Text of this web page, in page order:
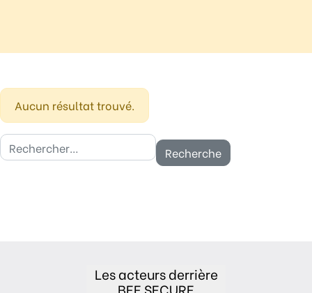
Aucun résultat trouvé.
Rechercher :
Les acteurs derrière
BEE SECURE